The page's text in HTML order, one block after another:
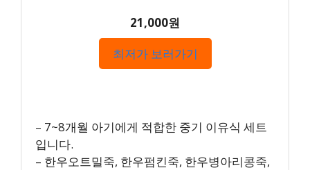
21,000원
최저가 보러가기
– 7~8개월 아기에게 적합한 중기 이유식 세트
입니다.
– 한우오트밀죽, 한우펌킨죽, 한우병아리콩죽,